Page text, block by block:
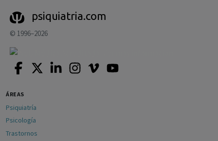
psiquiatria.com
© 1996–2026
ÁREAS
Psiquiatría
Psicología
Trastornos